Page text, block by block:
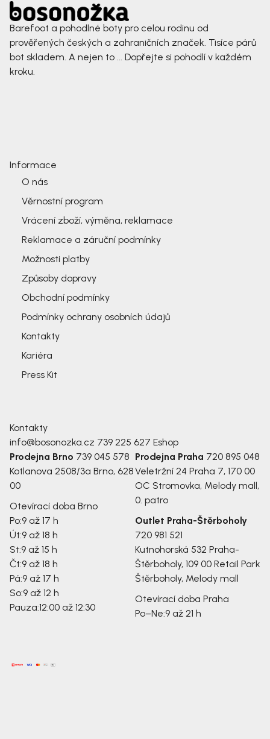
Barefoot a pohodlné boty pro celou rodinu od
prověřených českých a zahraničních značek. Tisíce párů
bot skladem. A nejen to ... Dopřejte si pohodlí v každém
kroku.
Informace
O nás
Věrnostní program
Vrácení zboží, výměna, reklamace
Reklamace a záruční podmínky
Možnosti platby
Způsoby dopravy
Obchodní podmínky
Podmínky ochrany osobních údajů
Kontakty
Kariéra
Press Kit
Kontakty
info@bosonozka.cz 739 225 627 Eshop
Prodejna Brno 739 045 578
Kotlanova 2508/3a Brno, 628
00
Otevírací doba Brno
Po:9 až 17 h
Út:9 až 18 h
St:9 až 15 h
Čt:9 až 18 h
Pá:9 až 17 h
So:9 až 12 h
Pauza:12:00 až 12:30
Prodejna Praha 720 895 048
Veletržní 24 Praha 7, 170 00
OC Stromovka, Melody mall,
0. patro
Outlet Praha-Štěrboholy
720 981 521
Kutnohorská 532 Praha-
Štěrboholy, 109 00 Retail Park
Štěrboholy, Melody mall
Otevírací doba Praha
Po–Ne:9 až 21 h